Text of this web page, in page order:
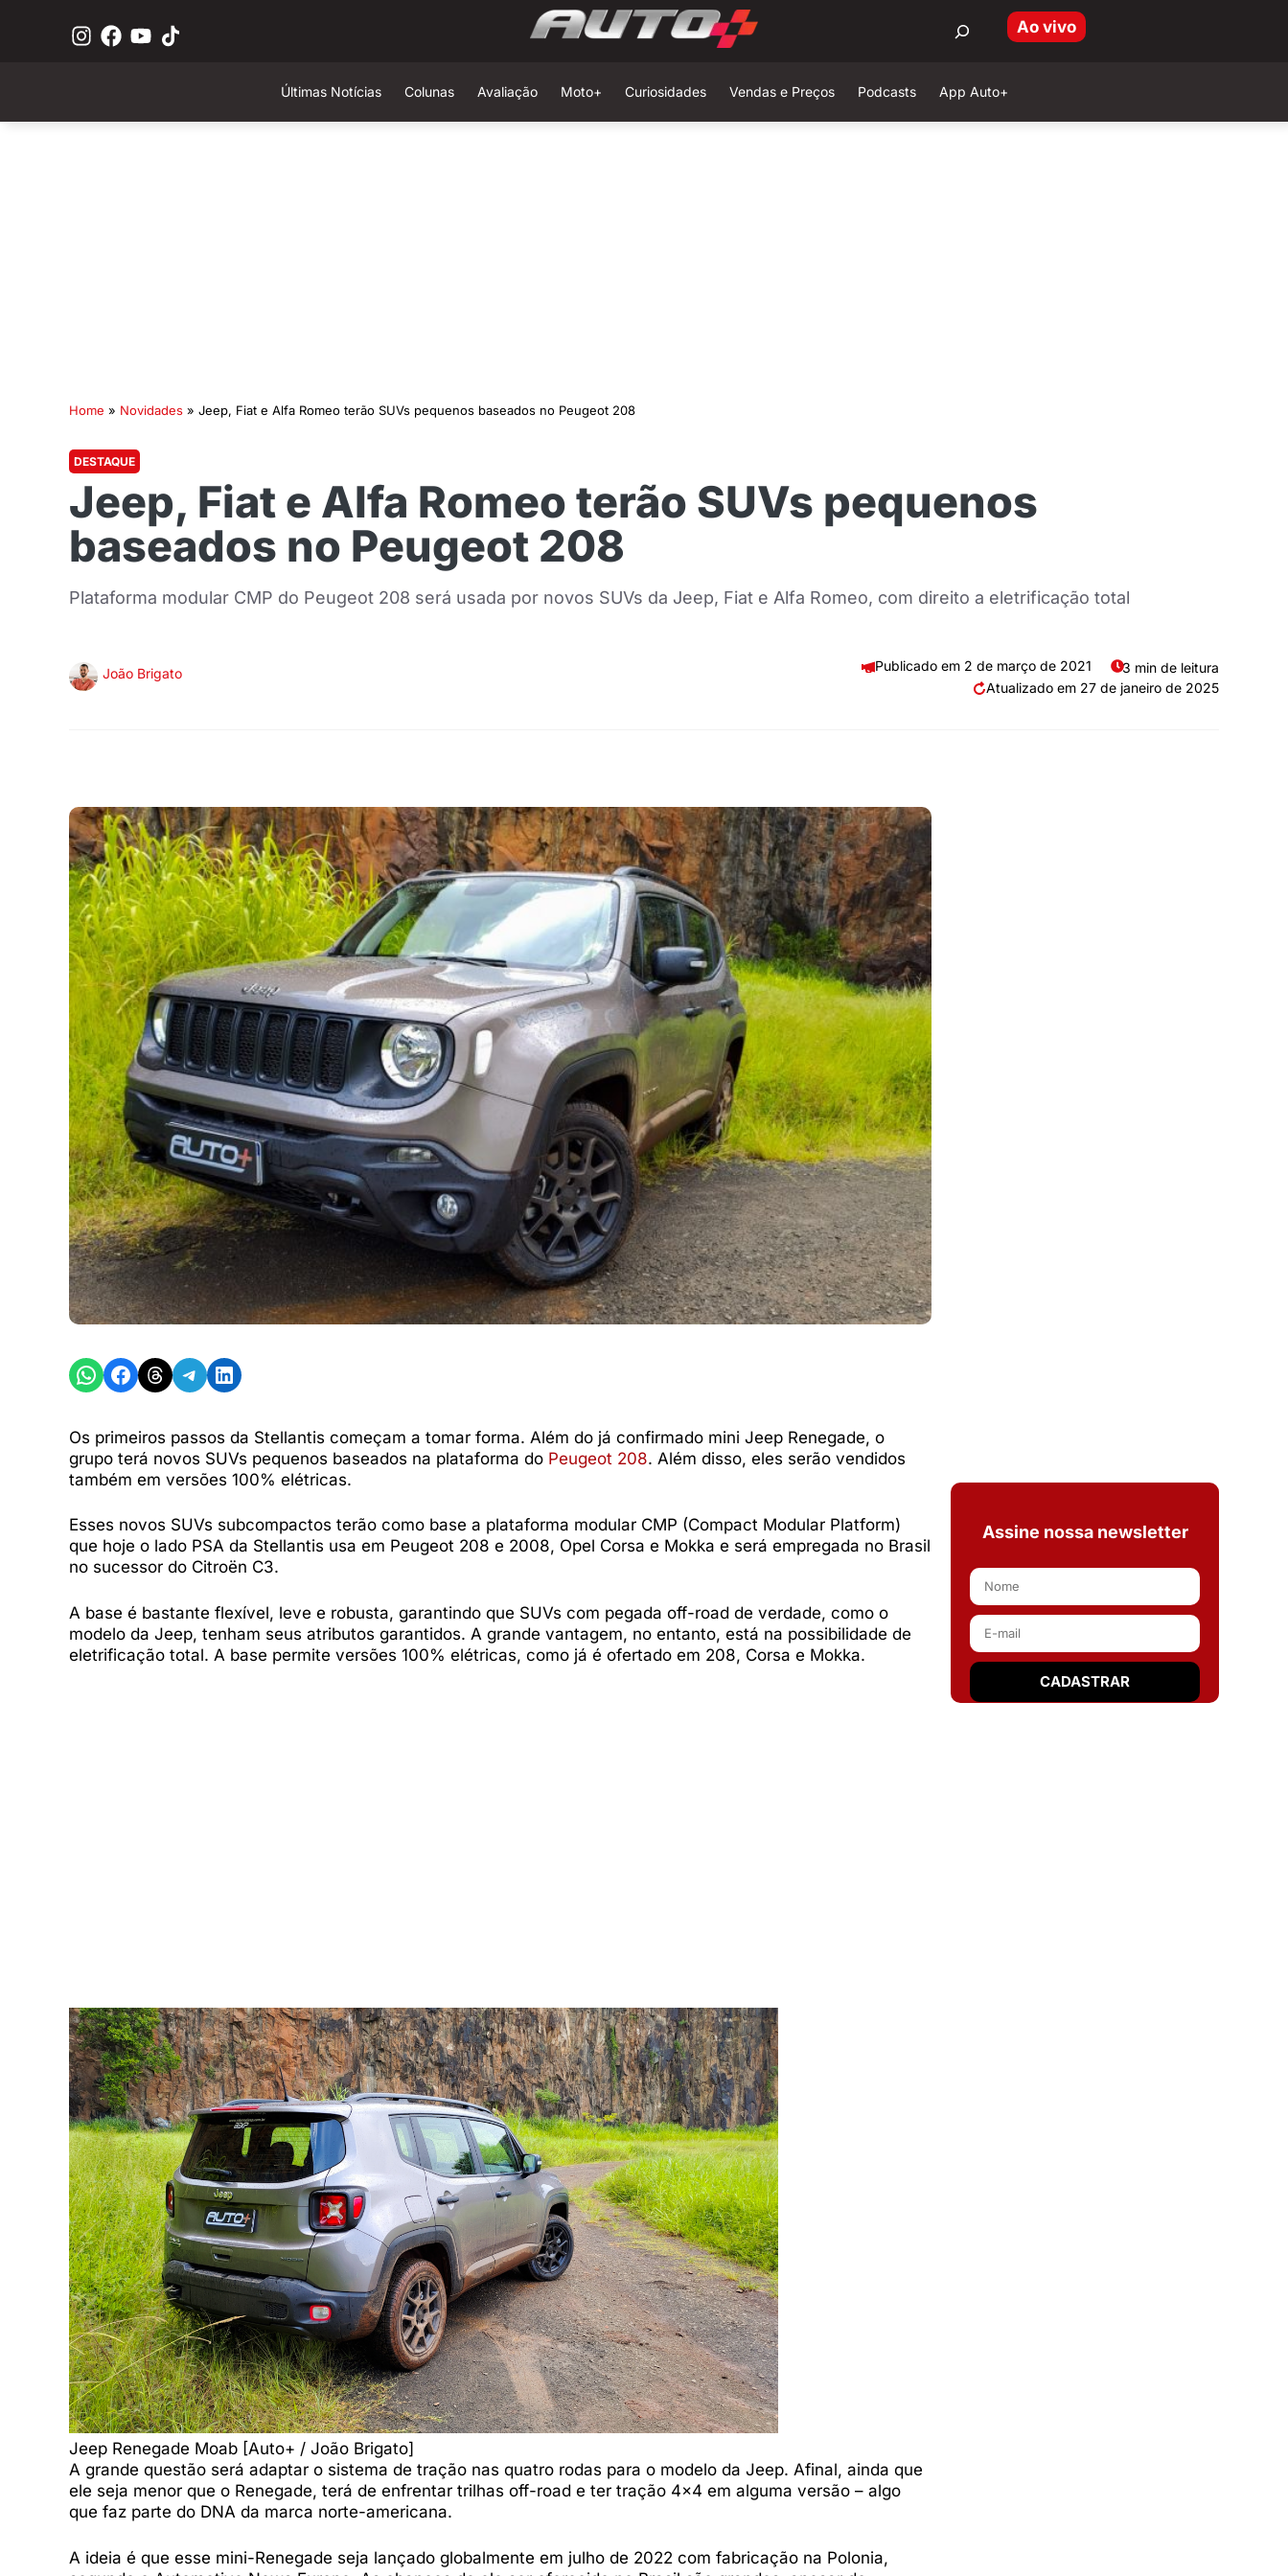
Ao vivo
Últimas Notícias Colunas Avaliação Moto+ Curiosidades Vendas e Preços Podcasts App Auto+
Home » Novidades » Jeep, Fiat e Alfa Romeo terão SUVs pequenos baseados no Peugeot 208
DESTAQUE
Jeep, Fiat e Alfa Romeo terão SUVs pequenos
baseados no Peugeot 208
Plataforma modular CMP do Peugeot 208 será usada por novos SUVs da Jeep, Fiat e Alfa Romeo, com direito a eletrificação total
João Brigato 2 de março de 2021
3 min de leitura
27 de janeiro de 2025
Share on WhatsApp
Share on Facebook
Share on Threads
Share on Telegram
Share on LinkedIn
Os primeiros passos da Stellantis começam a tomar forma. Além do já confirmado mini Jeep Renegade, o
grupo terá novos SUVs pequenos baseados na plataforma do Peugeot 208. Além disso, eles serão vendidos
também em versões 100% elétricas.
Esses novos SUVs subcompactos terão como base a plataforma modular CMP (Compact Modular Platform)
que hoje o lado PSA da Stellantis usa em Peugeot 208 e 2008, Opel Corsa e Mokka e será empregada no Brasil
no sucessor do Citroën C3.
A base é bastante flexível, leve e robusta, garantindo que SUVs com pegada off-road de verdade, como o
modelo da Jeep, tenham seus atributos garantidos. A grande vantagem, no entanto, está na possibilidade de
eletrificação total. A base permite versões 100% elétricas, como já é ofertado em 208, Corsa e Mokka.
Jeep Renegade Moab [Auto+ / João Brigato]
A grande questão será adaptar o sistema de tração nas quatro rodas para o modelo da Jeep. Afinal, ainda que
ele seja menor que o Renegade, terá de enfrentar trilhas off-road e ter tração 4×4 em alguma versão – algo
que faz parte do DNA da marca norte-americana.
A ideia é que esse mini-Renegade seja lançado globalmente em julho de 2022 com fabricação na Polonia,
Assine nossa newsletter